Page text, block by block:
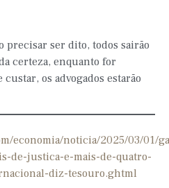
ser dito, todos sairão
certeza, enquanto for
os advogados estarão
economia/noticia/2025/03/01/
de-justica-e-mais-de-quatro-
diz-tesouro.ghtml